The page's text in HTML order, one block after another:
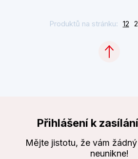
Produktů na stránku: 12
Přihlášení k
Mějte jistotu, že vám
neunikne!